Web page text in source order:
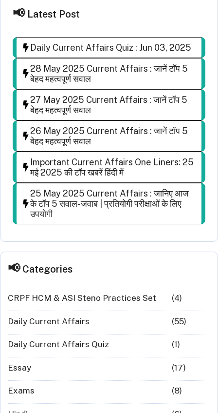
Latest Post
Daily Current Affairs Quiz : Jun 03, 2025
28 May 2025 Current Affairs : जानें टॉप 5
बेहद महत्वपूर्ण सवाल
27 May 2025 Current Affairs : जानें टॉप 5
बेहद महत्वपूर्ण सवाल
26 May 2025 Current Affairs : जानें टॉप 5
बेहद महत्वपूर्ण सवाल
Important Current Affairs One Liners: 25
मई 2025 की टॉप खबरें हिंदी में
25 May 2025 Current Affairs : जानिए आज
के टॉप 5 सवाल-जवाब | प्रतियोगी परीक्षाओं के लिए
उपयोगी
Categories
CRPF HCM & ASI Steno Practices Set (4)
Daily Current Affairs (55)
Daily Current Affairs Quiz (1)
Essay (17)
Exams (8)